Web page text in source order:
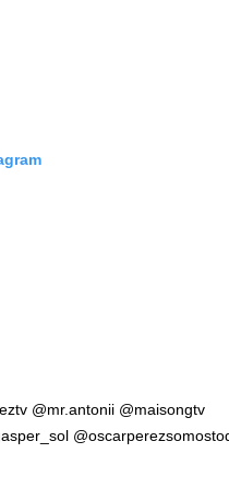
@mr.antonii @maisongtv